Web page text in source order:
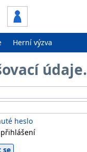
Herní výzva
heslo